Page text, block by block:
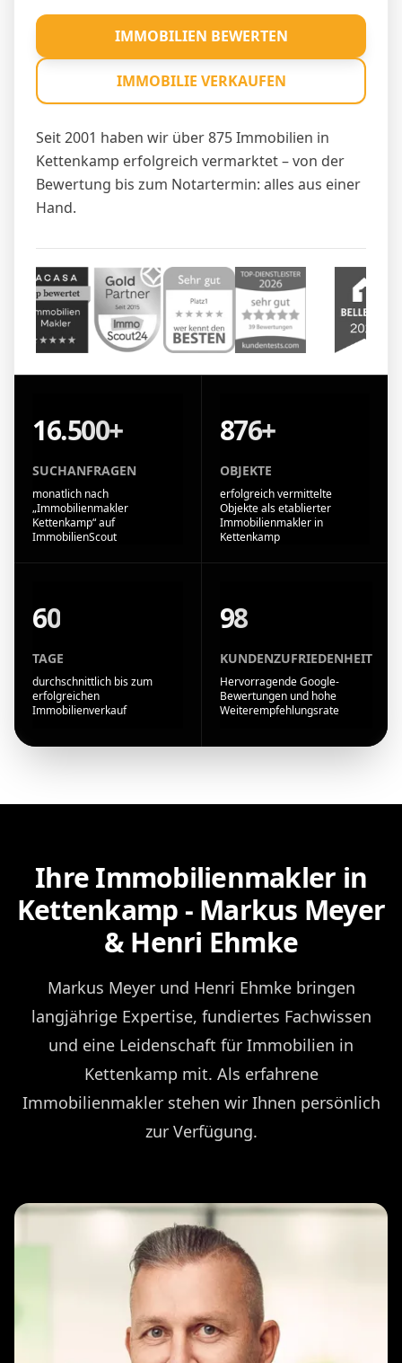
Seit 2001 haben wir über 875 Immobilien in
Kettenkamp erfolgreich vermarktet – von der
Bewertung bis zum Notartermin: alles aus einer
Hand.
IMMOBILIEN BEWERTEN
IMMOBILIE VERKAUFEN
16.500+
SUCHANFRAGEN
monatlich nach
„Immobilienmakler
Kettenkamp“ auf
ImmobilienScout
876+
OBJEKTE
erfolgreich vermittelte
Objekte als etablierter
Immobilienmakler in
Kettenkamp
60
TAGE
durchschnittlich bis zum
erfolgreichen
Immobilienverkauf
98
KUNDENZUFRIEDENHEIT
Hervorragende Google-
Bewertungen und hohe
Weiterempfehlungsrate
Ihre Immobilienmakler in
Kettenkamp - Markus Meyer
& Henri Ehmke
Markus Meyer und Henri Ehmke bringen
langjährige Expertise, fundiertes Fachwissen
und eine Leidenschaft für Immobilien in
Kettenkamp mit. Als erfahrene
Immobilienmakler stehen wir Ihnen persönlich
zur Verfügung.